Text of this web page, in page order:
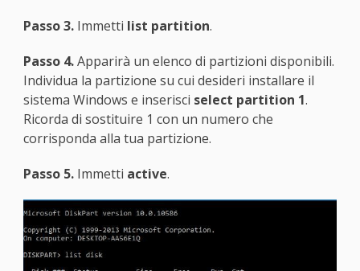
Passo 3.Immetti list partition.
Passo 4.Apparirà un elenco di partizioni disponibili.
Individua la partizione su cui desideri installare il
sistema Windows e inserisci select partition 1.
Ricorda di sostituire 1 con un numero che
corrisponda alla tua partizione.
Passo 5.Immetti active.